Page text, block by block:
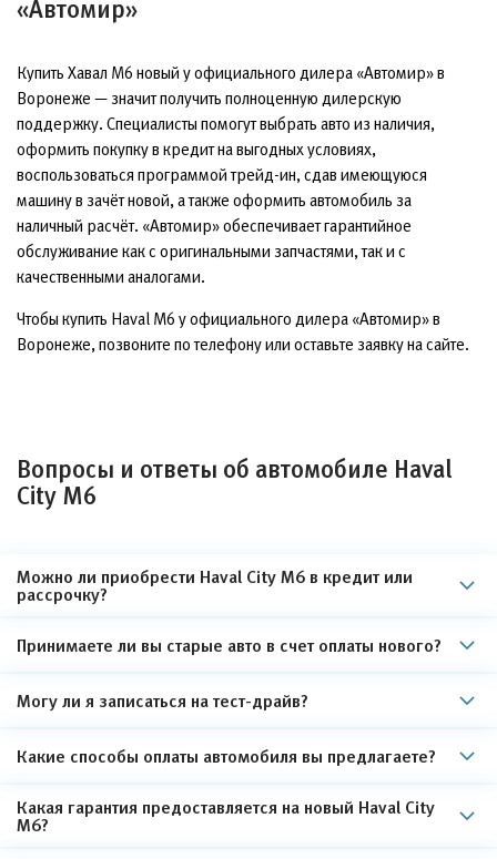
«Автомир»
Купить Хавал М6 новый у официального дилера «Автомир» в
Воронеже — значит получить полноценную дилерскую
поддержку. Специалисты помогут выбрать авто из наличия,
оформить покупку в кредит на выгодных условиях,
воспользоваться программой трейд-ин, сдав имеющуюся
машину в зачёт новой, а также оформить автомобиль за
наличный расчёт. «Автомир» обеспечивает гарантийное
обслуживание как с оригинальными запчастями, так и с
качественными аналогами.
Чтобы купить Haval M6 у официального дилера «Автомир» в
Воронеже, позвоните по телефону или оставьте заявку на сайте.
Вопросы и ответы об автомобиле Haval
City M6
Можно ли приобрести Haval City M6 в кредит или
рассрочку?
Принимаете ли вы старые авто в счет оплаты нового?
Могу ли я записаться на тест-драйв?
Какие способы оплаты автомобиля вы предлагаете?
Какая гарантия предоставляется на новый Haval City
M6?